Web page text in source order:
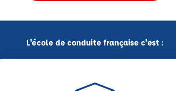
L'école de conduite française c'est :